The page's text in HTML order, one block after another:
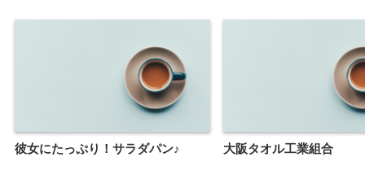
彼女にたっぷり！サラダパン♪ 大阪タオル工業組合